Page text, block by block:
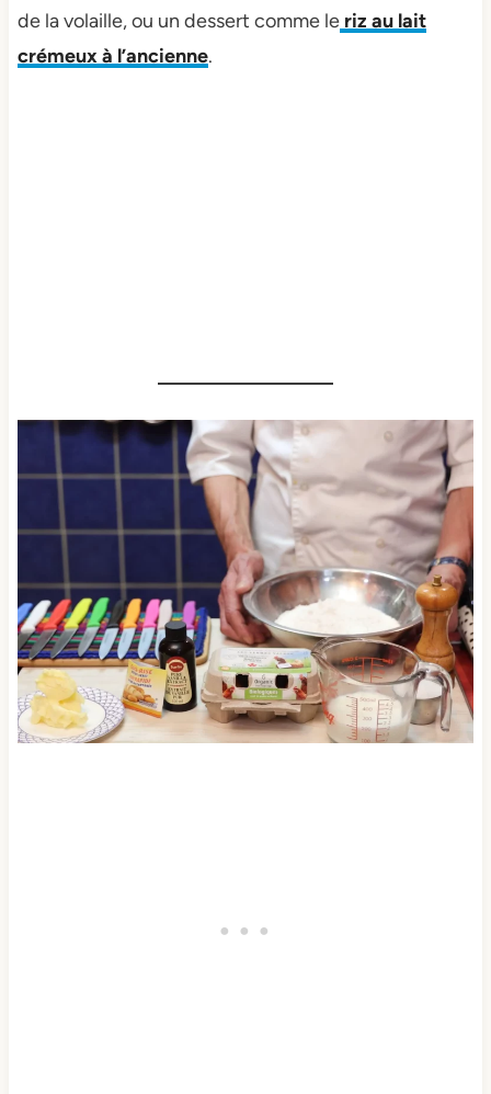
de la volaille, ou un dessert comme leriz au lait
crémeux à l’ancienne.